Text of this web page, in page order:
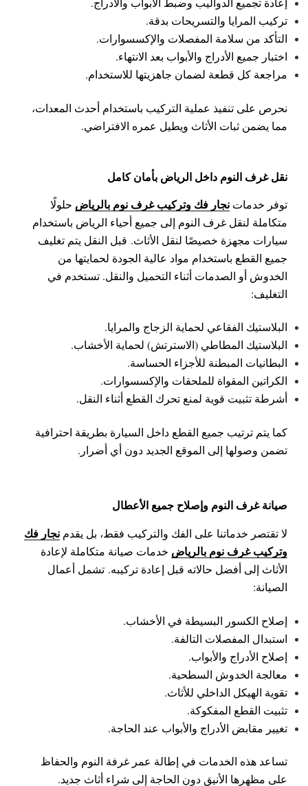
تركيب المرايا والتسريحات بدقة.
التأكد من سلامة المفصلات والإكسسوارات.
اختبار جميع الأدراج والأبواب بعد الانتهاء.
مراجعة كل قطعة لضمان جاهزيتها للاستخدام.
نحرص على تنفيذ عملية التركيب باستخدام أحدث المعدات،
مما يضمن ثبات الأثاث ويطيل عمره الافتراضي.
نقل غرف النوم داخل الرياض بأمان كامل
توفر خدمات نجار فك وتركيب غرف نوم بالرياض حلولًا
متكاملة لنقل غرف النوم إلى جميع أحياء الرياض باستخدام
سيارات مجهزة خصيصًا لنقل الأثاث. قبل النقل يتم تغليف
جميع القطع باستخدام مواد عالية الجودة لحمايتها من
الخدوش أو الصدمات أثناء التحميل والنقل. تستخدم في
التغليف:
البلاستيك الفقاعي لحماية الزجاج والمرايا.
البلاستيك المطاطي (الاسترتش) لحماية الأخشاب.
البطانيات المبطنة للأجزاء الحساسة.
الكراتين المقواة للملحقات والإكسسوارات.
أشرطة تثبيت قوية لمنع تحرك القطع أثناء النقل.
كما يتم ترتيب جميع القطع داخل السيارة بطريقة احترافية
تضمن وصولها إلى الموقع الجديد دون أي أضرار.
صيانة غرف النوم وإصلاح جميع الأعطال
لا تقتصر خدماتنا على الفك والتركيب فقط، بل يقدم نجار فك
وتركيب غرف نوم بالرياض خدمات صيانة متكاملة لإعادة
الأثاث إلى أفضل حالاته قبل إعادة تركيبه. تشمل أعمال
الصيانة:
إصلاح الكسور البسيطة في الأخشاب.
استبدال المفصلات التالفة.
إصلاح الأدراج والأبواب.
معالجة الخدوش السطحية.
تقوية الهيكل الداخلي للأثاث.
تثبيت القطع المفكوكة.
تغيير مقابض الأدراج والأبواب عند الحاجة.
تساعد هذه الخدمات في إطالة عمر غرفة النوم والحفاظ
على مظهرها الأنيق دون الحاجة إلى شراء أثاث جديد.